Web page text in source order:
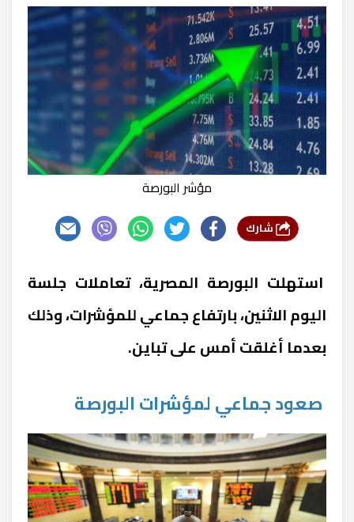
مؤشر البورصة
استهلت البورصة المصرية، تعاملات جلسة
اليوم الاثنين، بارتفاع جماعي للمؤشرات، وذلك
بعدما أغلقت أمس على تباين.
صعود جماعي لمؤشرات البورصة